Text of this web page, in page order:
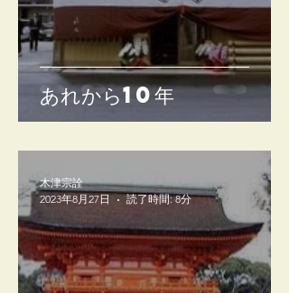
あれから10年
木津宗詮
2023年8月27日
読了時間: 8分